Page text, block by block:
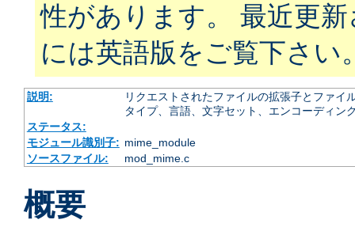
性があります。 最近更
には英語版をご覧下さい
説明:
リクエストされたファイルの拡張子とファ
タイプ、言語、文字セット、エンコーディン
ステータス:
モジュール識別子: mime_module
ソースファイル:
mod_mime.c
概要